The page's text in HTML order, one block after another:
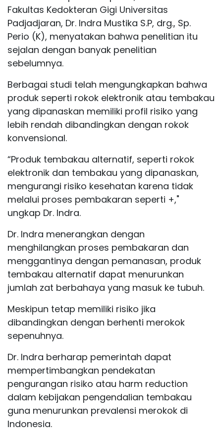
Fakultas Kedokteran Gigi Universitas
Padjadjaran, Dr. Indra Mustika S.P, drg., Sp.
Perio (K), menyatakan bahwa penelitian itu
sejalan dengan banyak penelitian
sebelumnya.
Berbagai studi telah mengungkapkan bahwa
produk seperti rokok elektronik atau tembakau
yang dipanaskan memiliki profil risiko yang
lebih rendah dibandingkan dengan rokok
konvensional.
“Produk tembakau alternatif, seperti rokok
elektronik dan tembakau yang dipanaskan,
mengurangi risiko kesehatan karena tidak
melalui proses pembakaran seperti +,"
ungkap Dr. Indra.
Dr. Indra menerangkan dengan
menghilangkan proses pembakaran dan
menggantinya dengan pemanasan, produk
tembakau alternatif dapat menurunkan
jumlah zat berbahaya yang masuk ke tubuh.
Meskipun tetap memiliki risiko jika
dibandingkan dengan berhenti merokok
sepenuhnya.
Dr. Indra berharap pemerintah dapat
mempertimbangkan pendekatan
pengurangan risiko atau harm reduction
dalam kebijakan pengendalian tembakau
guna menurunkan prevalensi merokok di
Indonesia.